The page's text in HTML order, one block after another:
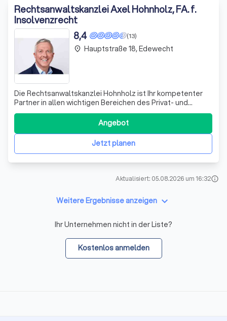
Rechtsanwaltskanzlei Axel Hohnholz, FA. f.
Insolvenzrecht
(13)
8,4
Die Rechtsanwaltskanzlei Hohnholz ist Ihr kompetenter
Partner in allen wichtigen Bereichen des Privat- und
Wirtschaftsrechts. Unser dynamisches und
spezialisiertes Team ist in der Lage, auch für komplexe
Sachverhalte optimale Lösungsvorschläge aufzuzeigen.
Unsere Schwerpunkte liegen im Erbrecht, Fam
Jetzt planen
Angebot
place Hauptstraße 18, Edewecht
Aktualisiert: 05.08.2026 um 16:32info
Weitere Ergebnisse anzeigen keyboard_arrow_down
Ihr Unternehmen nicht in der Liste?
Kostenlos anmelden